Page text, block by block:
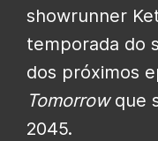
showrunner
temporada do
dos próximos
Tomorrowque
2045.